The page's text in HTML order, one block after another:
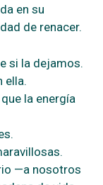
en su
de renacer.
si la dejamos.
ella.
la energía
—a nosotros